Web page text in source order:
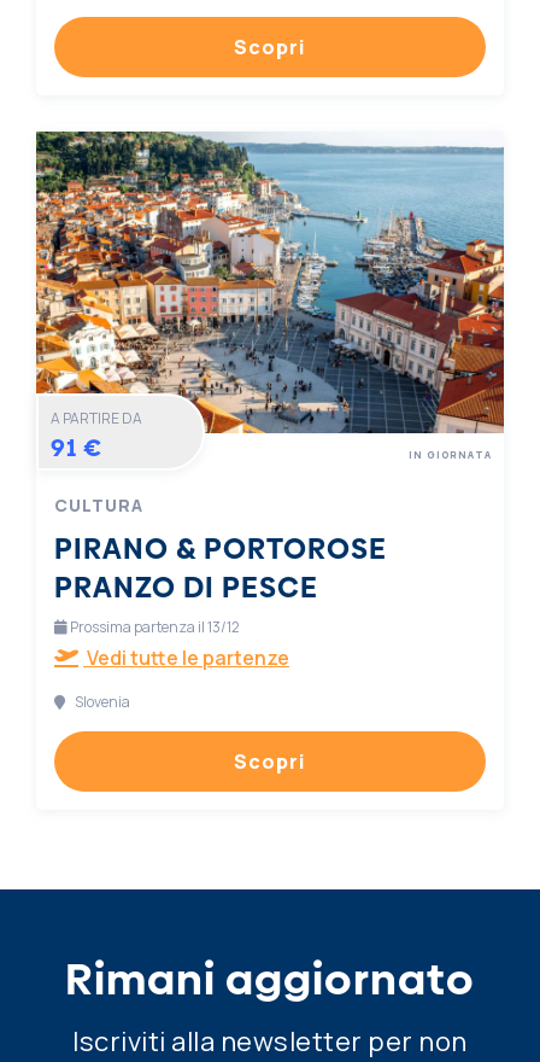
Scopri
A PARTIRE DA
91 €
CULTURA
PIRANO & PORTOROSE
PRANZO DI PESCE
IN GIORNATA
Prossima partenza il 13/12
Vedi tutte le partenze
Slovenia
Scopri
Rimani aggiornato
Iscriviti alla newsletter per non